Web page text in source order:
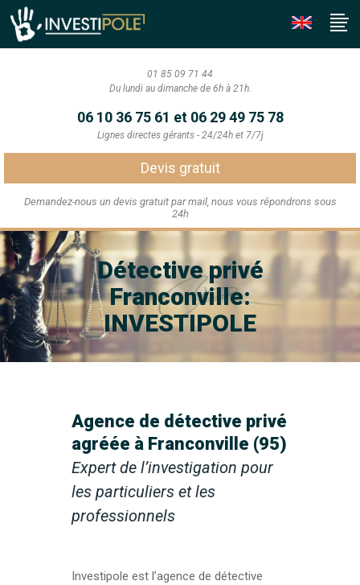
01 85 09 71 44
Du lundi au dimanche de 6h à 21h.
06 10 36 75 61 et 06 29 49 75 78
Lignes directes gérants - 24/24h et 7/7j
Devis gratuit
Demandez-nous un devis gratuit par mail, nous vous répondrons sous
24h
Détective privé
Franconville:
INVESTIPOLE
Agence de détective privé
agréée à Franconville (95)
Expert de l’investigation pour
les particuliers et les
professionnels
Investipole est l’agence de détective